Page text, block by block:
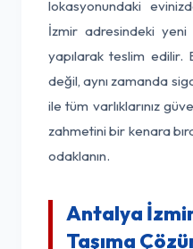
lokasyonundaki
İzmir adresindeki
yapılarak teslim edilir.
değil, aynı zamanda
ile tüm varlıklarınız
zahmetini bir kenara
odaklanın.
Antalya
Taşıma